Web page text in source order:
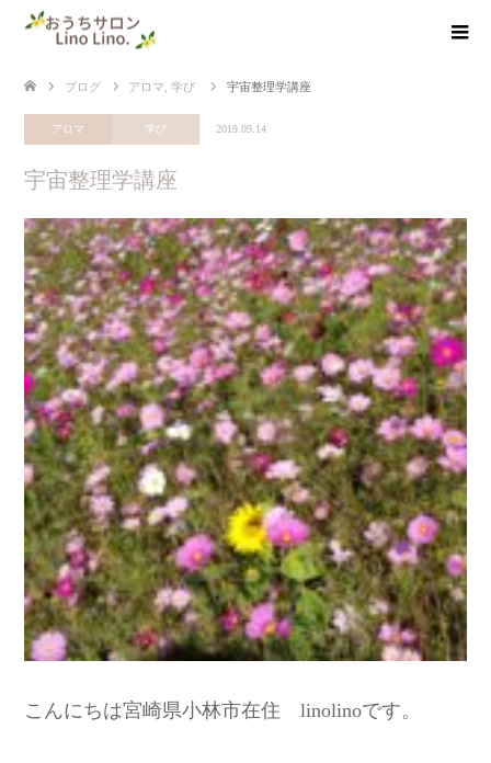
ブログ アロマ 学び 宇宙整理学講座
アロマ 学び 2019.09.14
宇宙整理学講座
こんにちは宮崎県小林市在住 linolinoです。